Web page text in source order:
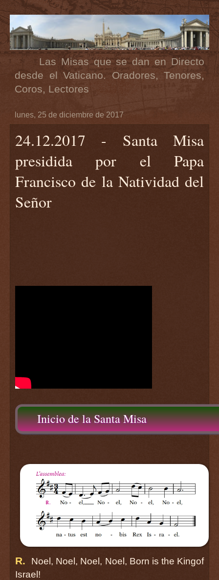
Las Misas que se dan en Directo
desde el Vaticano. Oradores, Tenores,
Coros, Lectores
lunes, 25 de diciembre de 2017
24.12.2017 - Santa Misa
presidida por el Papa
Francisco de la Natividad del
Señor
Inicio de la Santa Misa
R.
Noel, Noel, Noel, Noel, Born is the Kingof
Israel!